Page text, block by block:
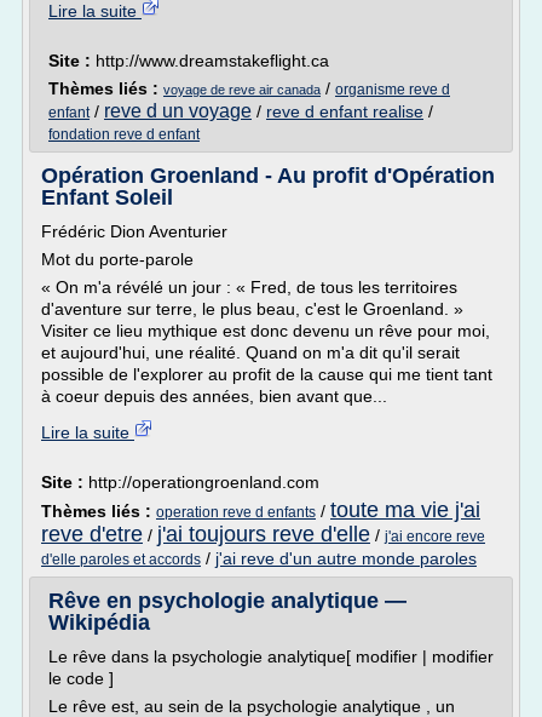
Lire la suite
Site : http://www.dreamstakeflight.ca
Thèmes liés : voyage de reve air canada / organisme reve d
enfant/ reve d un voyage / reve d enfant realise /
fondation reve d enfant
Opération Groenland - Au profit d'Opération
Enfant Soleil
Frédéric Dion Aventurier
Mot du porte-parole
« On m'a révélé un jour : « Fred, de tous les territoires
d'aventure sur terre, le plus beau, c'est le Groenland. »
Visiter ce lieu mythique est donc devenu un rêve pour moi,
et aujourd'hui, une réalité. Quand on m'a dit qu'il serait
possible de l'explorer au profit de la cause qui me tient tant
à coeur depuis des années, bien avant que...
Lire la suite
Site : http://operationgroenland.com
Thèmes liés : operation reve d enfants / toute ma vie j'ai
reve d'etre / j'ai toujours reve d'elle / j'ai encore reve
d'elle paroles et accords / j'ai reve d'un autre monde paroles
Rêve en psychologie analytique —
Wikipédia
Le rêve dans la psychologie analytique[ modifier | modifier
le code ]
Le rêve est, au sein de la psychologie analytique , un